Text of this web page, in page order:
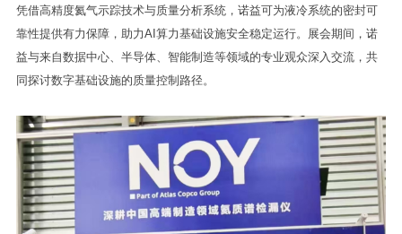
凭借高精度氦气示踪技术与质量分析系统，诺益可为液冷系统的密封可
靠性提供有力保障，助力AI算力基础设施安全稳定运行。展会期间，诺
益与来自数据中心、半导体、智能制造等领域的专业观众深入交流，共
同探讨数字基础设施的质量控制路径。